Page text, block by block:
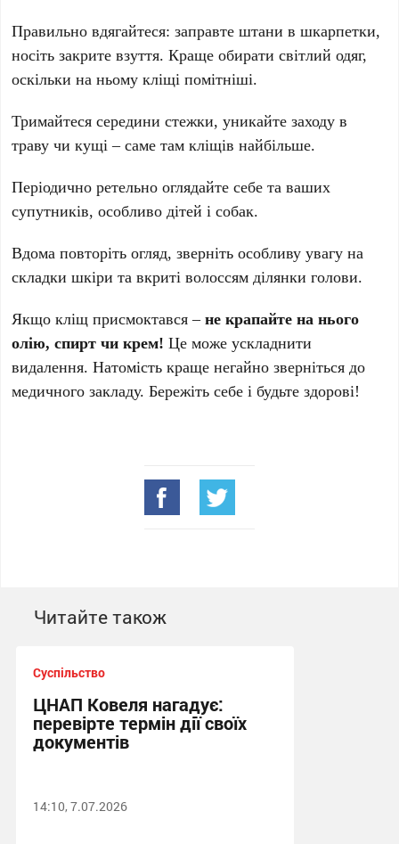
Правильно вдягайтеся: заправте штани в шкарпетки,
носіть закрите взуття. Краще обирати світлий одяг,
оскільки на ньому кліщі помітніші.
Тримайтеся середини стежки, уникайте заходу в
траву чи кущі – саме там кліщів найбільше.
Періодично ретельно оглядайте себе та ваших
супутників, особливо дітей і собак.
Вдома повторіть огляд, зверніть особливу увагу на
складки шкіри та вкриті волоссям ділянки голови.
Якщо кліщ присмоктався –не крапайте на нього
олію, спирт чи крем! Це може ускладнити
видалення. Натомість краще негайно зверніться до
медичного закладу. Бережіть себе і будьте здорові!
Читайте також
Суспільство
ЦНАП Ковеля нагадує:
перевірте термін дії своїх
документів
14:10, 7.07.2026